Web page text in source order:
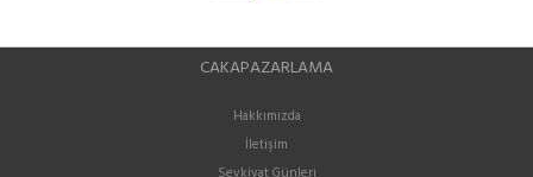
CAKAPAZARLAMA
Hakkımızda
İletişim